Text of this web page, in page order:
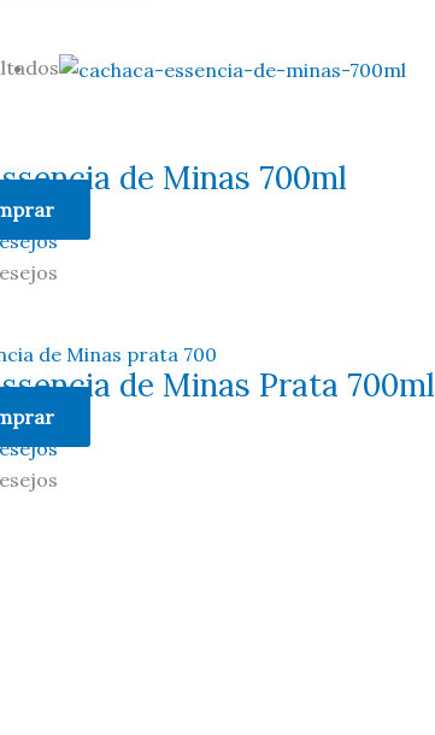
de Minas 700ml
de Minas Prata 700ml